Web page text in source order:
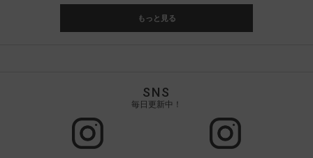
もっと見る
SNS
毎日更新中！